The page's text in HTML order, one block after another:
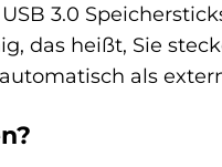
3.0
das heißt, Sie
als